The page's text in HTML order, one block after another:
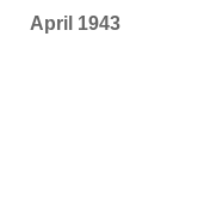
April 1943